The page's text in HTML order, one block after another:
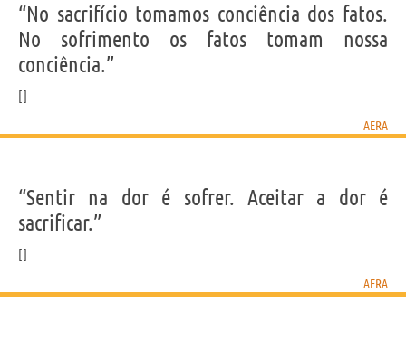
“No sacrifício tomamos conciência dos fatos.
No sofrimento os fatos tomam nossa
conciência.”
AERA
“Sentir na dor é sofrer. Aceitar a dor é
sacrificar.”
AERA